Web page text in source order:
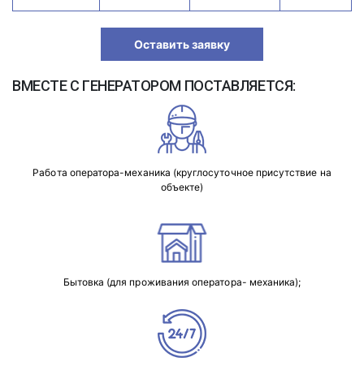
Оставить заявку
ВМЕСТЕ С ГЕНЕРАТОРОМ ПОСТАВЛЯЕТСЯ:
Работа оператора-механика (круглосуточное присутствие на
объекте)
Бытовка (для проживания оператора- механика);